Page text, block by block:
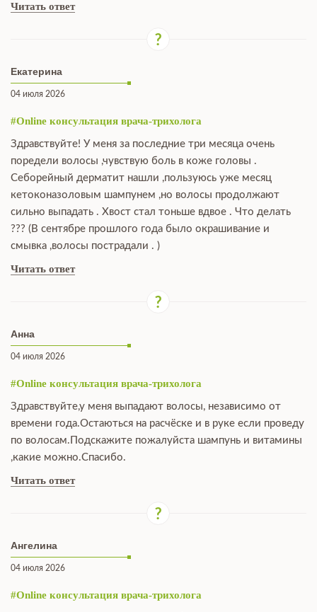
Читать ответ
Екатерина
04 июля 2026
#Online консультация врача-трихолога
Здравствуйте! У меня за последние три месяца очень
поредели волосы ,чувствую боль в коже головы .
Себорейный дерматит нашли ,пользуюсь уже месяц
кетоконазоловым шампунем ,но волосы продолжают
сильно выпадать . Хвост стал тоньше вдвое . Что делать
??? (В сентябре прошлого года было окрашивание и
смывка ,волосы пострадали . )
Читать ответ
Анна
04 июля 2026
#Online консультация врача-трихолога
Здравствуйте,у меня выпадают волосы, независимо от
времени года.Остаються на расчёске и в руке если проведу
по волосам.Подскажите пожалуйста шампунь и витамины
,какие можно.Спасибо.
Читать ответ
Ангелина
04 июля 2026
#Online консультация врача-трихолога